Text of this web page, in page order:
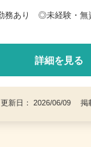
勤務あり ◎未経験・
詳細を見る
更新日： 2026/06/09 掲